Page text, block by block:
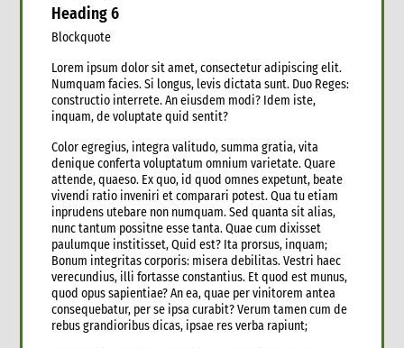
Heading 6
Blockquote
Lorem ipsum dolor sit amet, consectetur adipiscing elit.
Numquam facies. Si longus, levis dictata sunt. Duo Reges:
constructio interrete. An eiusdem modi? Idem iste,
inquam, de voluptate quid sentit?
Color egregius, integra valitudo, summa gratia, vita
denique conferta voluptatum omnium varietate. Quare
attende, quaeso. Ex quo, id quod omnes expetunt, beate
vivendi ratio inveniri et comparari potest. Qua tu etiam
inprudens utebare non numquam. Sed quanta sit alias,
nunc tantum possitne esse tanta. Quae cum dixisset
paulumque institisset, Quid est? Ita prorsus, inquam;
Bonum integritas corporis: misera debilitas. Vestri haec
verecundius, illi fortasse constantius. Et quod est munus,
quod opus sapientiae? An ea, quae per vinitorem antea
consequebatur, per se ipsa curabit? Verum tamen cum de
rebus grandioribus dicas, ipsae res verba rapiunt;